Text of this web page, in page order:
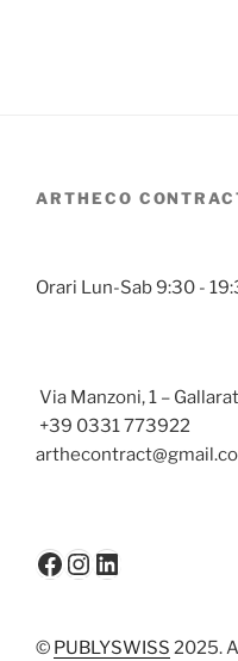
ARTHECO
Orari Lun-Sab 9:30 -
Via Manzoni, 1 –
+39 0331 773922
Facebook
Instagram
LinkedIn
© PUBLYSWISS 2025.